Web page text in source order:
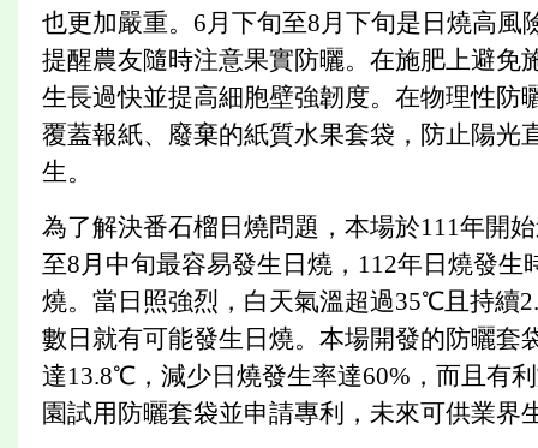
也更加嚴重。6月下旬至8月下旬是日燒高
提醒農友隨時注意果實防曬。在施肥上避免
生長過快並提高細胞壁強韌度。在物理性防
覆蓋報紙、廢棄的紙質水果套袋，防止陽光
生。
為了解決番石榴日燒問題，本場於111年開
至8月中旬最容易發生日燒，112年日燒發
燒。當日照強烈，白天氣溫超過35℃且持續
數日就有可能發生日燒。本場開發的防曬套
達13.8℃，減少日燒發生率達60%，而且有
園試用防曬套袋並申請專利，未來可供業界